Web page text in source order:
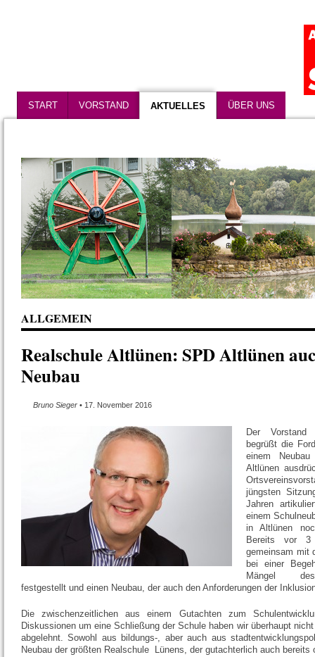
START VORSTAND AKTUELLES ÜBER UNS
ALLGEMEIN
Realschule Altlünen: SPD Altlünen
Neubau
Bruno Sieger • 17. November 2016
Der
begrüßt die
einem
Altlünen
jüngsten
Jahren
einem
in Altlünen
Bereits vor 3
gemeinsam mit
bei einer
Mängel
festgestellt und einen Neubau, der auch den Anforderungen der
Die zwischenzeitlichen aus einem Gutachten zum
Diskussionen um eine Schließung der Schule haben wir überhaupt
abgelehnt. Sowohl aus bildungs-, aber auch aus
Neubau der größten Realschule Lünens, der gutachterlich auch bereits